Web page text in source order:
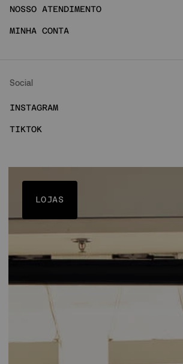
NOSSO ATENDIMENTO
MINHA CONTA
Social
INSTAGRAM
TIKTOK
LOJAS